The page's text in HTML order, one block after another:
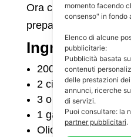
Ora che ne
prepariamo insieme
Ingredienti
200 g fiocchi
2 cipolle
3 o 4 carote medie
1 gamba di sedano
Olio d’oliva
momento facendo
consenso" in fondo
Elenco di alcune
pubblicitarie:
Pubblicità basata
contenuti
delle prestazioni
annunci, ricerche
di servizi.
Puoi consultare: la
partner pubblicitari.